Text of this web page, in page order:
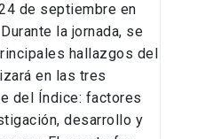
de septiembre en
la jornada, se
hallazgos del
en las tres
del Índice: factores
desarrollo y